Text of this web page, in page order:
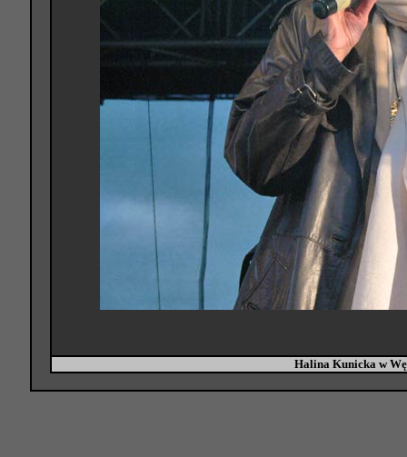
Halina Kunicka w